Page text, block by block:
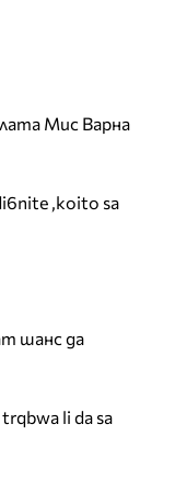
Мис Варна
,koito sa
шанс да
li da sa